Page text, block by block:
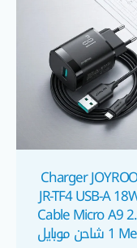
Charger
JR-TF4 USB-A
Cable Micro A9
1 Meter شاحن موبايل